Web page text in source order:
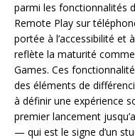
parmi les fonctionnalités
Remote Play sur
portée à l’accessibilité et
reflète la maturité
Games. Ces
des éléments de
à définir une expérience
premier lancement
— qui est le signe d’un